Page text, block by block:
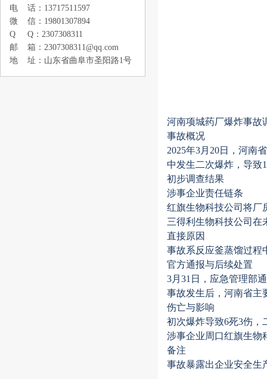
电 话：13717511597
微 信：19801307894
Q Q：2307308311
邮 箱：2307308311@qq.com
地 址：山东省曲阜市圣阳路1号
河南项城药厂爆炸事故
‌事故概况‌
2025年3月20日，河南
中发生‌二次爆炸‌，导致‌
‌初步调查结果‌
‌涉事企业责任链条‌
红旗生物科技公司将厂
三得利生物科技公司在
‌直接原因‌
事故系反应釜蒸馏过程
‌官方通报与后续处置‌
3月31日，应急管理部
事故发生后，河南省主
‌伤亡与影响‌
初次爆炸导致6死3伤，
涉事企业周口红旗生物
‌备注‌
事故暴露出企业安全生